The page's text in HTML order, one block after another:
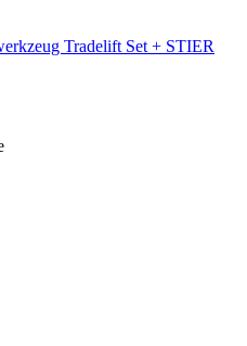
Tradelift Set + STIER